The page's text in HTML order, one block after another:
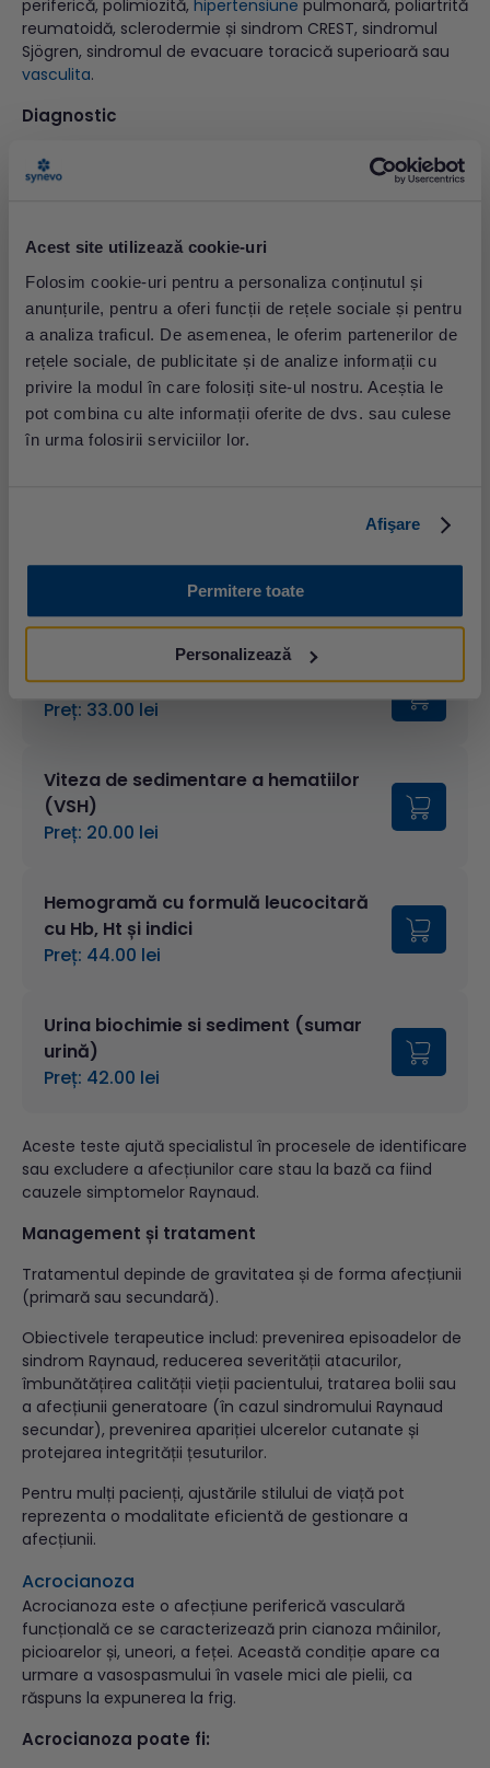
Acest site utilizează cookie-uri
Folosim cookie-uri pentru a personaliza conținutul și
anunțurile, pentru a oferi funcții de rețele sociale și pentru
a analiza traficul. De asemenea, le oferim partenerilor de
rețele sociale, de publicitate și de analize informații cu
privire la modul în care folosiți site-ul nostru. Aceștia le
pot combina cu alte informații oferite de dvs. sau culese
în urma folosirii serviciilor lor.
Afişare
Permitere toate
Personalizează
periferică, polimiozită, hipertensiune pulmonară, poliartrită
reumatoidă, sclerodermie și sindrom CREST, sindromul
Sjögren, sindromul de evacuare toracică superioară sau
vasculita.
Diagnostic
Diagnosticul se poate pune, de obicei, în baza semnelor și
simptomelor. Dar este posibil să nu fie evidentă forma:
Rezistivitate arterială cu doppler: Procedură
neinvazivă de monitorizare a volumului pulsului,
utilizată pentru evaluarea fluxului sanguin la
membrele superioare și inferioare.
Alte teste pe care medicul le poate recomanda
includ:
tinucleari (ANA)
Hemogramă completă
Anticorpi antinucleari (screening)
Preț: 90.00 lei
Factor reumatoid
Preț: 33.00 lei
Viteza de sedimentare a hematiilor
(VSH)
Preț: 20.00 lei
Hemogramă cu formulă leucocitară
cu Hb, Ht și indici
Preț: 44.00 lei
Urina biochimie si sediment (sumar
urină)
Preț: 42.00 lei
Aceste teste ajută specialistul în procesele de identificare
sau excludere a afecțiunilor care stau la bază ca fiind
cauzele simptomelor Raynaud.
Management și tratament
Tratamentul depinde de gravitatea și de forma afecțiunii
(primară sau secundară).
Obiectivele terapeutice includ: prevenirea episoadelor de
sindrom Raynaud, reducerea severității atacurilor,
îmbunătățirea calității vieții pacientului, tratarea bolii sau
a afecțiunii generatoare (în cazul sindromului Raynaud
secundar), prevenirea apariției ulcerelor cutanate și
protejarea integrității țesuturilor.
Pentru mulți pacienți, ajustările stilului de viață pot
reprezenta o modalitate eficientă de gestionare a
afecțiunii.
Acrocianoza
Acrocianoza este o afecțiune periferică vasculară
funcțională ce se caracterizează prin cianoza mâinilor,
picioarelor și, uneori, a feței. Această condiție apare ca
urmare a vasospasmului în vasele mici ale pielii, ca
răspuns la expunerea la frig.
Acrocianoza poate fi: